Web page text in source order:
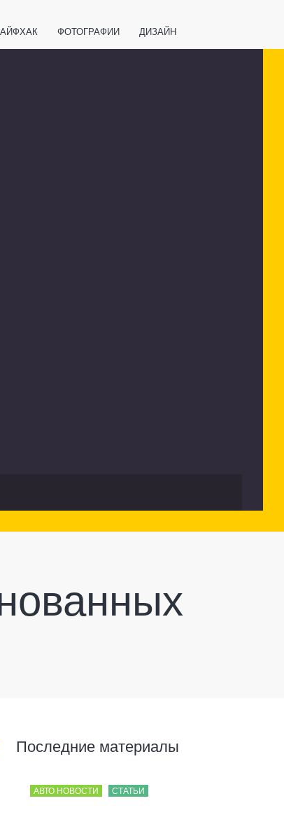
ФОТОГРАФИИ ДИЗАЙН
Последние материалы
АВТО НОВОСТИ СТАТЬИ